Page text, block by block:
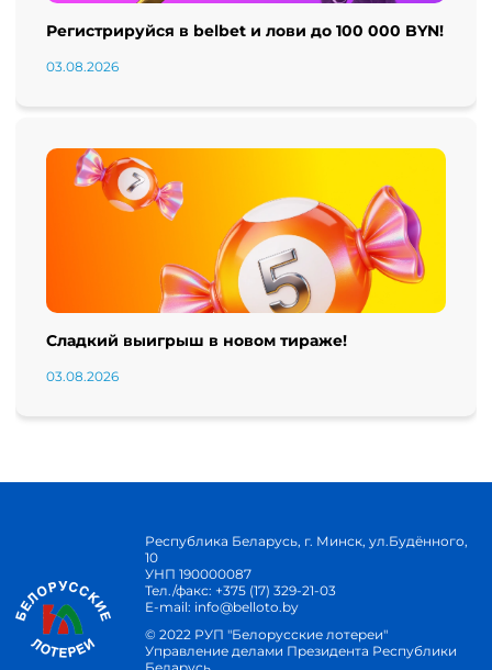
Регистрируйся в belbet и лови до 100 000 BYN!
03.08.2026
Сладкий выигрыш в новом тираже!
03.08.2026
Республика Беларусь, г. Минск, ул.Будённого,
10
УНП 190000087
Тел./факс: +375 (17) 329-21-03
E-mail: info@belloto.by
© 2022 РУП "Белорусские лотереи"
Управление делами Президента Республики